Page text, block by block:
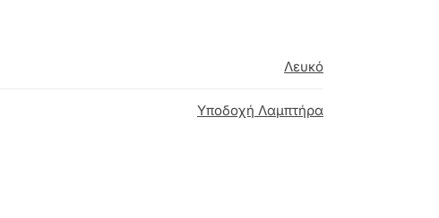
Λευκό
Υποδοχή Λαμπτήρα